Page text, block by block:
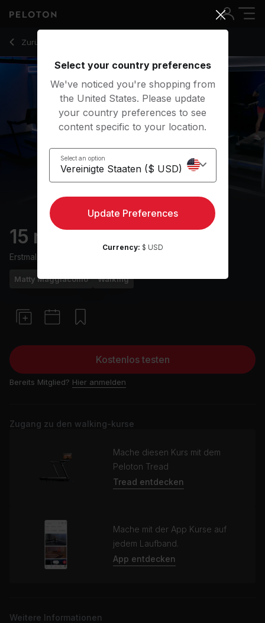
Zurück zu Walking-Kurse
Zurück
15 min Hike
Erstmals ausgestrahlt am
Matty Maggiacomo Walking
Kostenlos testen
Bereits Mitglied? Hier anmelden
Zugang zu den walking-kurse
Mache diesen Kurs mit dem
Peloton Tread
Tread entdecken
Mache mit der App Kurse auf
jedem Laufband.
App entdecken
Weitere Informationen
15 Min Hike with 11-Minute Uphill Walk - Matty Maggiacomo
Select your country preferences
We've noticed you're shopping from
the United States. Please update
your country preferences to see
content specific to your location.
Select an option
Update Preferences
Currency: $ USD